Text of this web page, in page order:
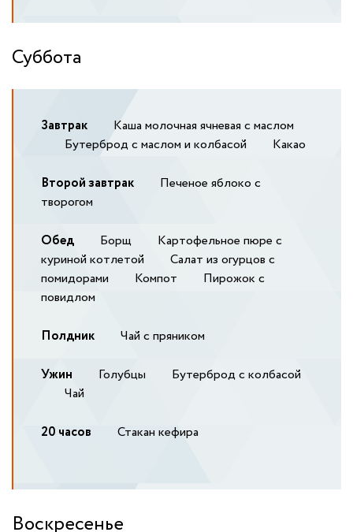
Суббота
Завтрак
Каша молочная ячневая с маслом
Бутерброд с маслом и колбасой
Какао
Второй завтрак
Печеное яблоко с
творогом
Обед Борщ
Картофельное пюре с
куриной котлетой
Салат из огурцов с
помидорами
Компот
Пирожок с
повидлом
Полдник Чай с пряником
Ужин Голубцы
Бутерброд с колбасой
Чай
20 часов Стакан кефира
Воскресенье